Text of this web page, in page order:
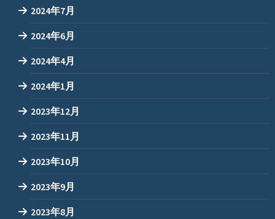
2024年7月
2024年6月
2024年4月
2024年1月
2023年12月
2023年11月
2023年10月
2023年9月
2023年8月